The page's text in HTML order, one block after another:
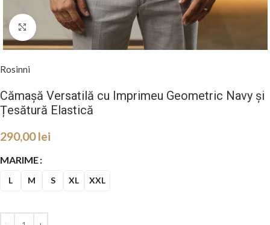
Mareste
Rosinni
Cămașă Versatilă cu Imprimeu Geometric Navy și
Țesătură Elastică
290,00lei
MARIME
L M S XL XXL